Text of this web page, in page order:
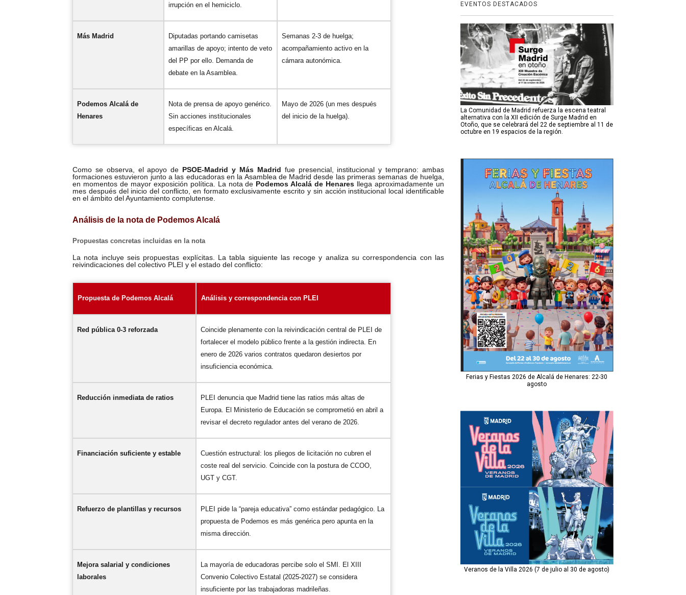
irrupción en el hemiciclo.
Más Madrid
Diputadas portando camisetas
amarillas de apoyo; intento de veto
del PP por ello. Demanda de
debate en la Asamblea.
Semanas 2-3 de huelga;
acompañamiento activo en la
cámara autonómica.
Podemos Alcalá de
Henares
Nota de prensa de apoyo genérico.
Sin acciones institucionales
específicas en Alcalá.
Mayo de 2026 (un mes después
del inicio de la huelga).
Como se observa, el apoyo de PSOE-Madrid y Más Madrid fue presencial, institucional y temprano: ambas
formaciones estuvieron junto a las educadoras en la Asamblea de Madrid desde las primeras semanas de huelga,
en momentos de mayor exposición política. La nota de Podemos Alcalá de Henares llega aproximadamente un
mes después del inicio del conflicto, en formato exclusivamente escrito y sin acción institucional local identificable
en el ámbito del Ayuntamiento complutense.
Análisis de la nota de Podemos Alcalá
Propuestas concretas incluidas en la nota
La nota incluye seis propuestas explícitas. La tabla siguiente las recoge y analiza su correspondencia con las
reivindicaciones del colectivo PLEI y el estado del conflicto:
Propuesta de Podemos Alcalá Análisis y correspondencia con PLEI
Red pública 0-3 reforzada
Coincide plenamente con la reivindicación central de PLEI de
fortalecer el modelo público frente a la gestión indirecta. En
enero de 2026 varios contratos quedaron desiertos por
insuficiencia económica.
Reducción inmediata de ratios
PLEI denuncia que Madrid tiene las ratios más altas de
Europa. El Ministerio de Educación se comprometió en abril a
revisar el decreto regulador antes del verano de 2026.
Financiación suficiente y estable
Cuestión estructural: los pliegos de licitación no cubren el
coste real del servicio. Coincide con la postura de CCOO,
UGT y CGT.
Refuerzo de plantillas y recursos
PLEI pide la “pareja educativa” como estándar pedagógico. La
propuesta de Podemos es más genérica pero apunta en la
misma dirección.
Mejora salarial y condiciones
laborales
La mayoría de educadoras percibe solo el SMI. El XIII
Convenio Colectivo Estatal (2025-2027) se considera
insuficiente por las trabajadoras madrileñas.
EVENTOS DESTACADOS
La Comunidad de Madrid refuerza la escena teatral
alternativa con la XII edición de Surge Madrid en
Otoño, que se celebrará del 22 de septiembre al 11 de
octubre en 19 espacios de la región.
Ferias y Fiestas 2026 de Alcalá de Henares: 22-30
agosto
Veranos de la Villa 2026 (7 de julio al 30 de agosto)